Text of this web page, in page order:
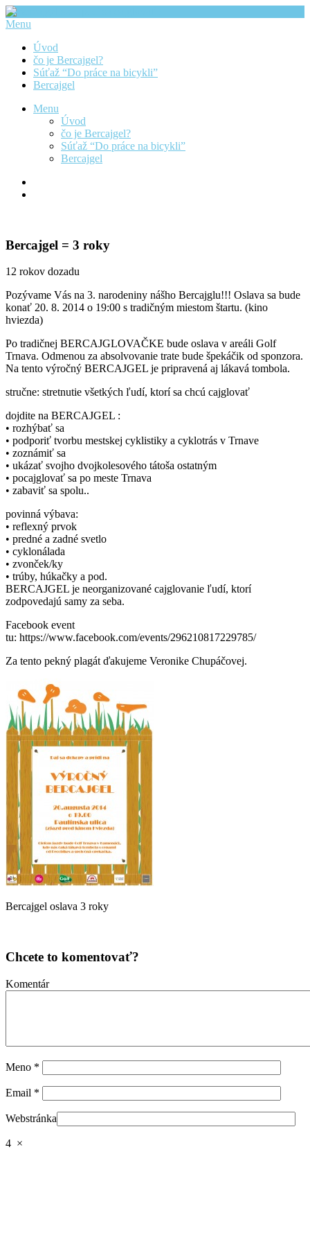
Menu
Úvod
čo je Bercajgel?
Súťaž “Do práce na bicykli”
Bercajgel
Menu
Úvod
čo je Bercajgel?
Súťaž “Do práce na bicykli”
Bercajgel
Bercajgel = 3 roky
12 rokov dozadu
Pozývame Vás na 3. narodeniny nášho Bercajglu!!! Oslava sa bude
konať 20. 8. 2014 o 19:00 s tradičným miestom štartu. (kino
hviezda)
Po tradičnej BERCAJGLOVAČKE bude oslava v areáli Golf
Trnava. Odmenou za absolvovanie trate bude špekáčik od sponzora.
Na tento výročný BERCAJGEL je pripravená aj lákavá tombola.
stručne: stretnutie všetkých ľudí, ktorí sa chcú cajglovať
dojdite na BERCAJGEL :
• rozhýbať sa
• podporiť tvorbu mestskej cyklistiky a cyklotrás v Trnave
• zoznámiť sa
• ukázať svojho dvojkolesového tátoša ostatným
• pocajglovať sa po meste Trnava
• zabaviť sa spolu..
povinná výbava:
• reflexný prvok
• predné a zadné svetlo
• cyklonálada
• zvonček/ky
• trúby, húkačky a pod.
BERCAJGEL je neorganizované cajglovanie ľudí, ktorí
zodpovedajú samy za seba.
Facebook event
tu: https://www.facebook.com/events/296210817229785/
Za tento pekný plagát ďakujeme Veronike Chupáčovej.
Bercajgel oslava 3 roky
Chcete to komentovať?
Komentár
Meno *
Email *
Webstránka
4 ×